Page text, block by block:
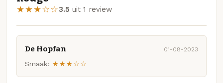
★★★☆☆3.5 uit 1 review
De Hopfan 01-08-2023
Smaak: ★★★☆☆